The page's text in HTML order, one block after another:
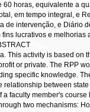
horas, equivalente a
em tempo integral, e
de intervenção, e Diário
lucrativos e melhorias
This activity is based on
or private. The RPP
specific knowledge.
between
faculty member's course
two mechanisms: